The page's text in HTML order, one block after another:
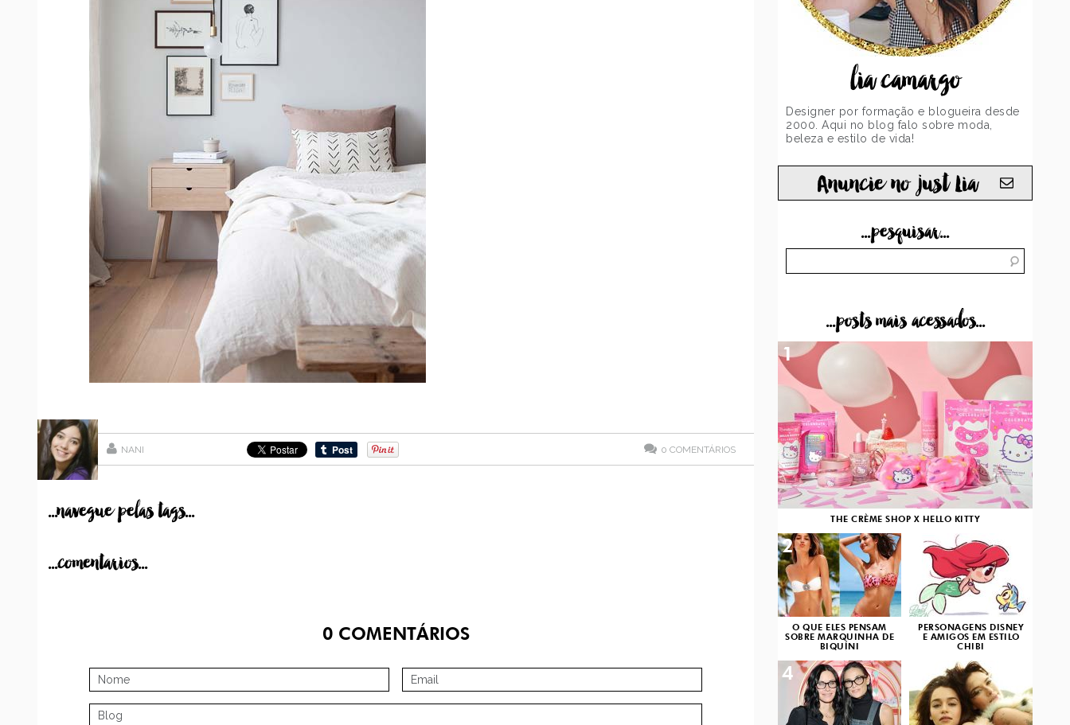
NANI 0 COMENTÁRIOS
...navegue pelas tags...
...comentarios...
0COMENTÁRIOS
lia camargo
Designer por formação e blogueira desde
2000. Aqui no blog falo sobre moda,
beleza e estilo de vida!
Anuncie no just Lia
...pesquisar...
...posts mais acessados...
THE CRÈME SHOP X HELLO KITTY
1
O QUE ELES PENSAM
SOBRE MARQUINHA DE
BIQUÍNI
2
PERSONAGENS DISNEY
E AMIGOS EM ESTILO
CHIBI
3
4